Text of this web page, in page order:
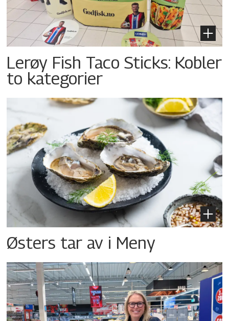
Lerøy Fish Taco Sticks: Kobler
to kategorier
Østers tar av i Meny